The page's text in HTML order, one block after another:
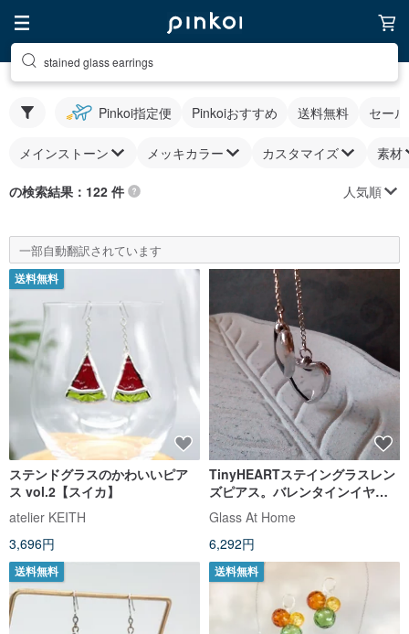
stained glass earrings
Pinkoi指定便 Pinkoiおすすめ 送料無料 セー
メインストーン メッキカラー カスタマイズ 素材
の検索結果：122 件 人気順
一部自動翻訳されています
送料無料
ステンドグラスのかわいいピア
ス vol.2【スイカ】
atelier KEITH
3,696円
TinyHEARTステイングラスレン
ズピアス。バレンタインイヤリ
ング。クールなクリアピアス。
Glass At Home
6,292円
送料無料 送料無料